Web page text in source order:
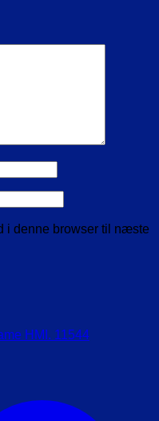
i denne browser til næste